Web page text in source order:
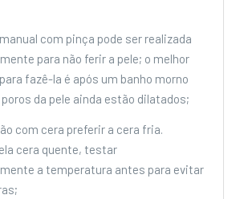
com pinça pode ser realizada
para não ferir a pele; o melhor
fazê-la é após um banho morno
da pele ainda estão dilatados;
com cera preferir a cera fria.
cera quente, testar
a temperatura antes para evitar